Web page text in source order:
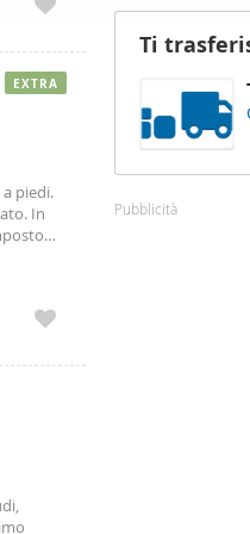
sito
loro
e
piedi.
In
Indice
dovete
di
sito
EXTRA
Ti
Pubblicità